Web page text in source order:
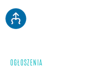
OGŁOSZENIA